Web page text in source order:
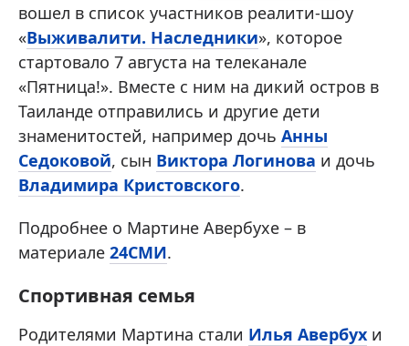
вошел в список участников реалити-шоу
«Выживалити. Наследники», которое
стартовало 7 августа на телеканале
«Пятница!». Вместе с ним на дикий остров в
Таиланде отправились и другие дети
знаменитостей, например дочь Анны
Седоковой, сын Виктора Логинова и дочь
Владимира Кристовского.
Подробнее о Мартине Авербухе – в
материале 24СМИ.
Спортивная семья
Родителями Мартина стали Илья Авербух и